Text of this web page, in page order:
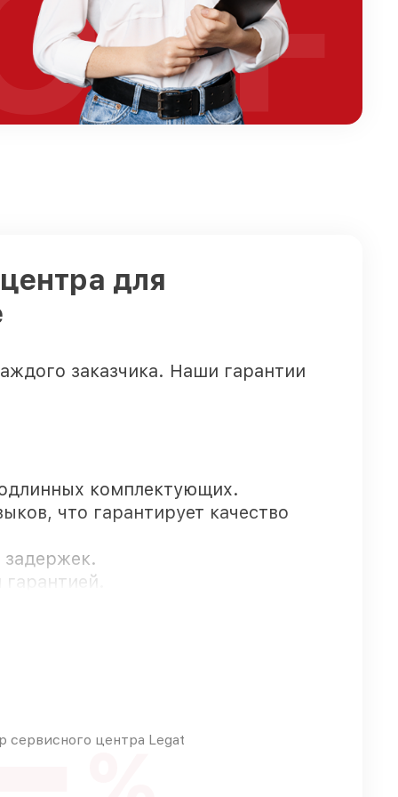
для
заказчика. Наши гарантии
комплектующих.
что гарантирует качество
задержек.
запросы
сервисного центра Legat